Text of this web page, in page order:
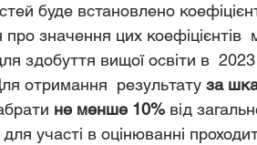
буде встановлено
про значення цих
здобуття вищої освіти в
отримання  результату за
не менше 10% від
для участі в оцінюванні